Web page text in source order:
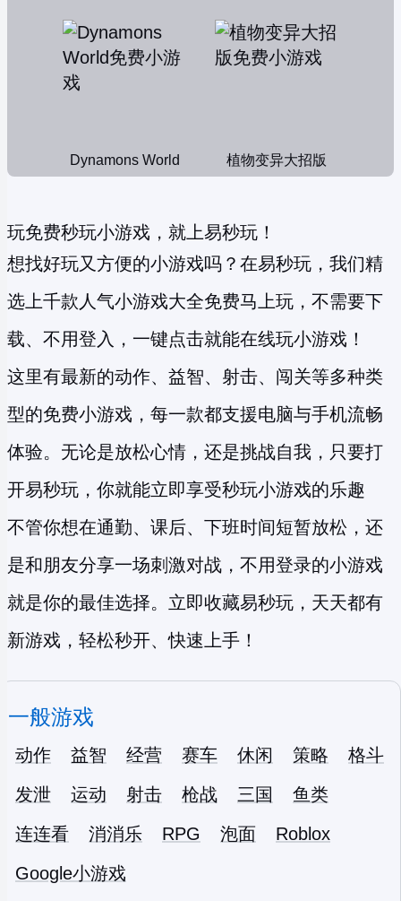
Dynamons World 植物变异大招版
玩免费秒玩小游戏，就上易秒玩！
想找好玩又方便的小游戏吗？在易秒玩，我们精
选上千款人气小游戏大全免费马上玩，不需要下
载、不用登入，一键点击就能在线玩小游戏！
这里有最新的动作、益智、射击、闯关等多种类
型的免费小游戏 ，每一款都支援电脑与手机流畅
体验。无论是放松心情，还是挑战自我，只要打
开易秒玩，你就能立即享受秒玩小游戏的乐趣
不管你想在通勤、课后、下班时间短暂放松，还
是和朋友分享一场刺激对战，不用登录的小游戏
就是你的最佳选择。立即收藏易秒玩，天天都有
新游戏，轻松秒开、快速上手！
一般游戏
动作 益智 经营 赛车 休闲 策略
格斗
发泄
运动 射击 枪战 三国
鱼类
连连看
消消乐 RPG 泡面
Roblox
Google小游戏